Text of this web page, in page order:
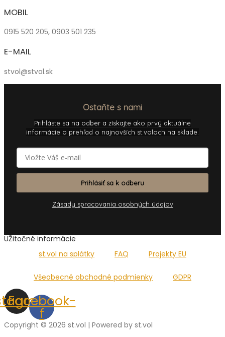
MOBIL
0915 520 205, 0903 501 235
E-MAIL
stvol@stvol.sk
Ostaňte s nami
Prihláste sa na odber a získajte ako prvý aktuálne
informácie o prehľad o najnovších st.voloch na sklade.
Prihlásiť sa k odberu
Zásady spracovania osobných údajov
UŽitočné informácie
st.vol na splátky
FAQ Projekty EU
Všeobecné obchodné podmienky GDPR
Facebook-
f
Copyright © 2026 st.vol | Powered by st.vol